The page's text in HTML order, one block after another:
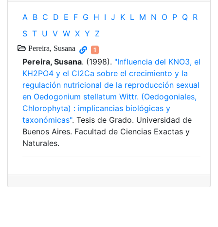
A B C D E F G H I J K L M N O P Q R
S T U V W X Y Z
Pereira, Susana 1
Pereira, Susana. (1998). "Influencia del KNO3, el
KH2PO4 y el Cl2Ca sobre el crecimiento y la
regulación nutricional de la reproducción sexual
en Oedogonium stellatum Wittr. (Oedogoniales,
Chlorophyta) : implicancias biológicas y
taxonómicas". Tesis de Grado. Universidad de
Buenos Aires. Facultad de Ciencias Exactas y
Naturales.